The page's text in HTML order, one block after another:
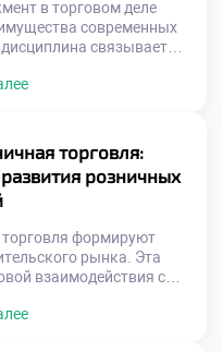
в торговом деле
современных
связывает
управление создает
производственных
Менеджеры должны
и предпродажную
системного […]
торговля:
розничных
торговля формируют
рынка. Эта
взаимодействия с
Успех зависит